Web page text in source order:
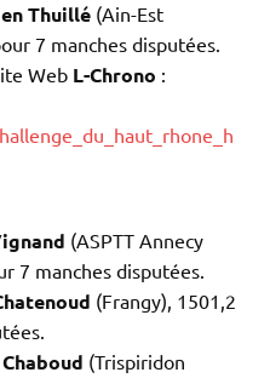
Thuillé (Ain-Est
7 manches disputées.
Web L-Chrono :
(ASPTT Annecy
7 manches disputées.
(Frangy), 1501,2
(Trispiridon